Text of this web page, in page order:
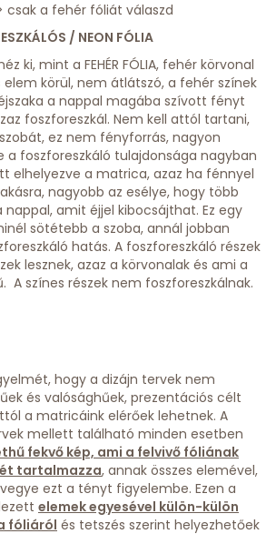
csak a fehér fóliát válaszd
/ NEON FÓLIA
ki, mint a FEHÉR FÓLIA, fehér körvonal
körül, nem átlátszó, a fehér színek
a nappal magába szívott fényt
foszforeszkál. Nem kell attól tartani,
ez nem fényforrás, nagyon
a foszforeszkáló tulajdonsága nagyban
elhelyezve a matrica, azaz ha fénnyel
nagyobb az esélye, hogy több
amit éjjel kibocsájthat. Ez egy
sötétebb a szoba, annál jobban
hatás. A foszforeszkáló részek
lesznek, azaz a körvonalak és ami a
A színes részek nem foszforeszkálnak.
hogy a dizájn tervek nem
és valósághűek, prezentációs célt
a matricáink elérőek lehetnek. A
mellett található minden esetben
fekvő kép, ami a felvivő fóliának
tartalmazza, annak összes elemével,
ezt a tényt figyelembe. Ezen a
elemek egyesével külön-külön
fóliáról és tetszés szerint helyezhetőek